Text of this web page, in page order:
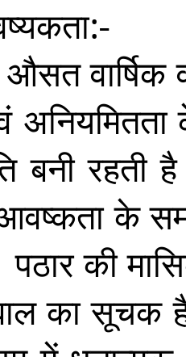
वार्षिक
बनी रहती
के
पठार की
का